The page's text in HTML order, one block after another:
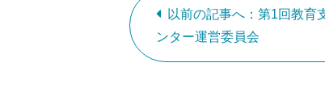
以前の記事へ：第1回教育
ンター運営委員会